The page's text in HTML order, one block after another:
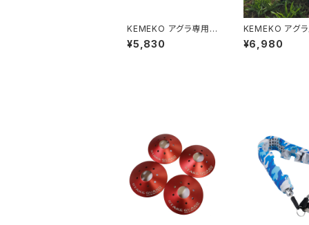
KEMEKO アグラ専用メ
カニックドーリー単品 B
LACK
¥5,830
KEMEKO アグ
プ（斜面）対応チ
ャンピングシー
¥6,980